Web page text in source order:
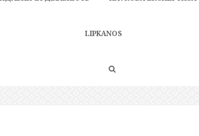
LIPKANOS